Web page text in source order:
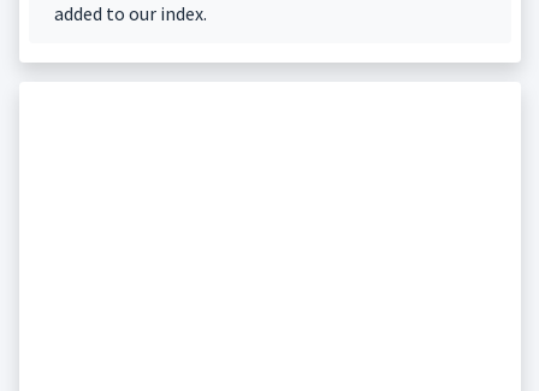
added to our index.